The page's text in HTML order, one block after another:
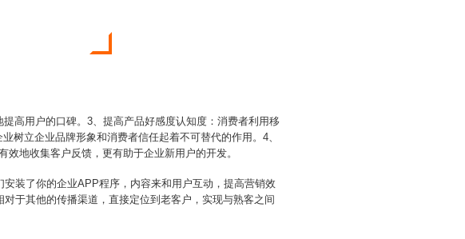
高用户的口碑。3、提高产品好感度认知度：消费者利用移
树立企业品牌形象和消费者信任起着不可替代的作用。4、
地收集客户反馈，更有助于企业新用户的开发。
装了你的企业APP程序，内容来和用户互动，提高营销效
于其他的传播渠道，直接定位到老客户，实现与熟客之间